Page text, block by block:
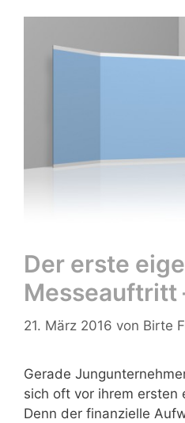
Der erste
Messeauftritt
21. März 2016 von Birte
Gerade
sich oft vor ihrem ersten
Denn der finanzielle